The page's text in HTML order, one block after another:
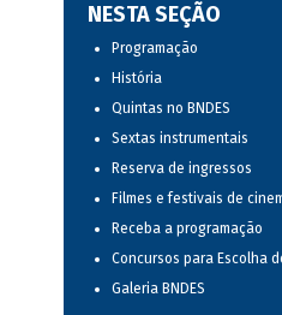
NESTA SEÇÃO
Programação
História
Quintas no BNDES
Sextas instrumentais
Reserva de ingressos
Filmes e festivais de
Receba a programação
Concursos para Escolha
Galeria BNDES